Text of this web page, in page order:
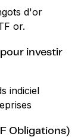
investir
Obligations)